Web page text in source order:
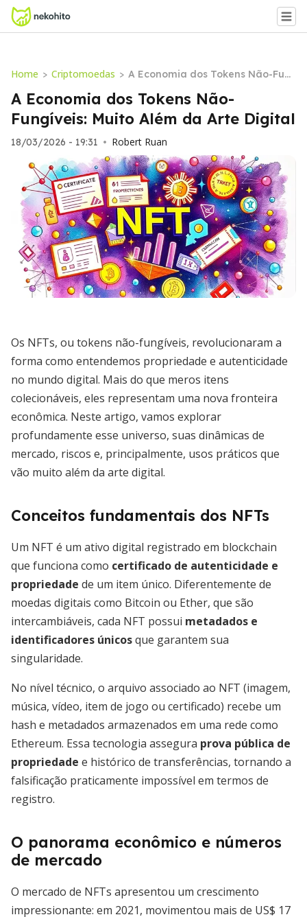
Home > Criptomoedas > A Economia dos Tokens Não-Fun
gíveis: Muito Além da Arte Digital
A Economia dos Tokens Não-
Fungíveis: Muito Além da Arte Digital
18/03/2026 - 19:31 • Robert Ruan
Os NFTs, ou tokens não-fungíveis, revolucionaram a
forma como entendemos propriedade e autenticidade
no mundo digital. Mais do que meros itens
colecionáveis, eles representam uma nova fronteira
econômica. Neste artigo, vamos explorar
profundamente esse universo, suas dinâmicas de
mercado, riscos e, principalmente, usos práticos que
vão muito além da arte digital.
Conceitos fundamentais dos NFTs
Um NFT é um ativo digital registrado em blockchain
que funciona como certificado de autenticidade e
propriedade de um item único. Diferentemente de
moedas digitais como Bitcoin ou Ether, que são
intercambiáveis, cada NFT possui metadados e
identificadores únicosque garantem sua
singularidade.
No nível técnico, o arquivo associado ao NFT (imagem,
música, vídeo, item de jogo ou certificado) recebe um
hash e metadados armazenados em uma rede como
Ethereum. Essa tecnologia assegura prova pública de
propriedade e histórico de transferências, tornando a
falsificação praticamente impossível em termos de
registro.
O panorama econômico e números
de mercado
O mercado de NFTs apresentou um crescimento
impressionante: em 2021, movimentou mais de US$ 17